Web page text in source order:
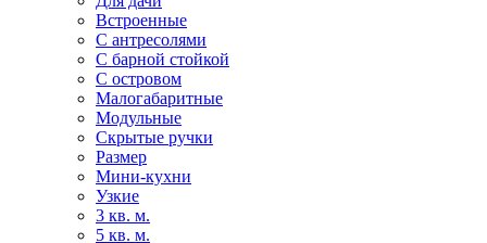
Встроенные
С антресолями
С барной стойкой
С островом
Малогабаритные
Модульные
Скрытые ручки
Размер
Мини-кухни
Узкие
3 кв. м.
5 кв. м.